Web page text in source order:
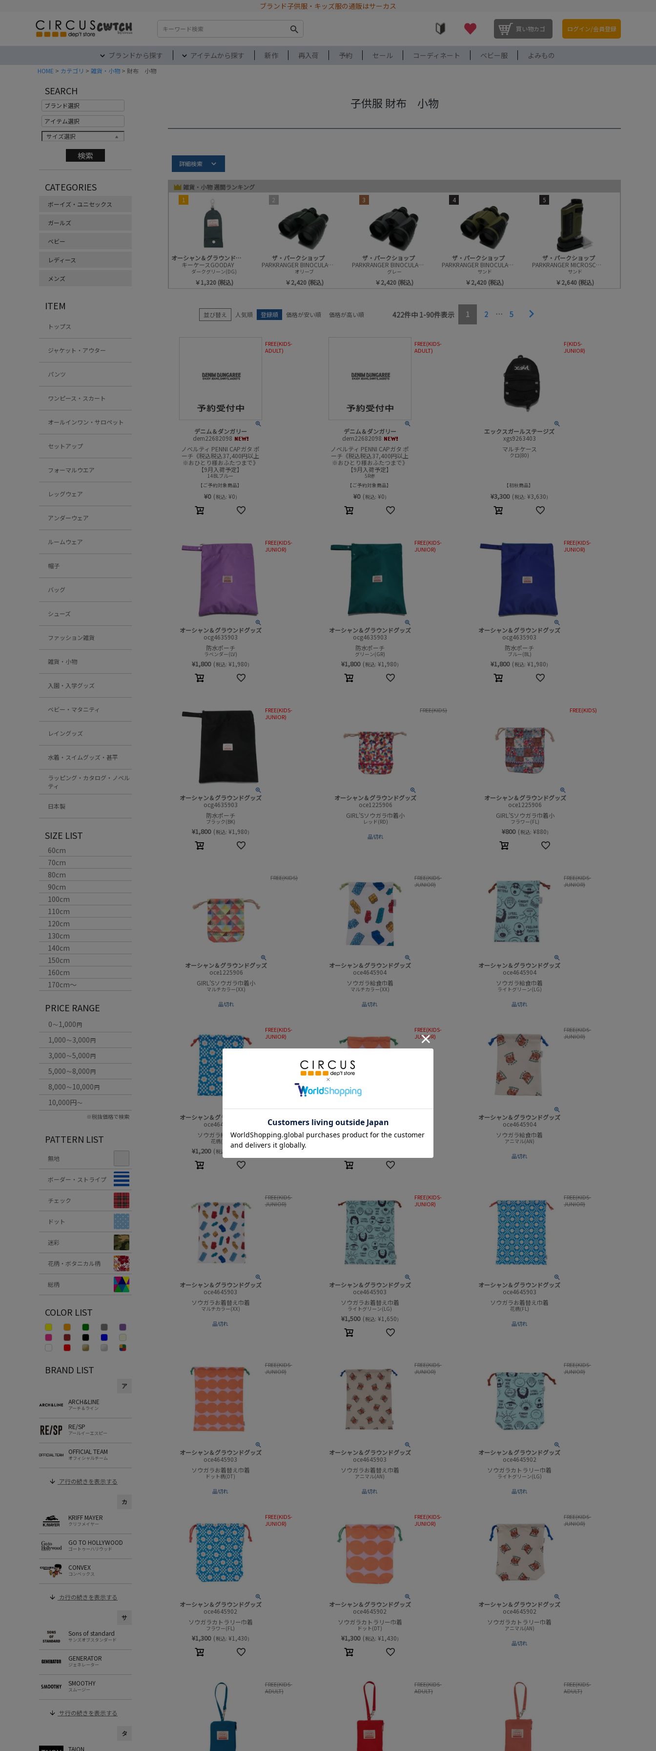
ブランド子供服・キッズ服の通販はサーカス
検索 買い物カゴ ログイン/会員登録
ブランドから探す アイテムから探す 新作 再入荷 予約 セール コーディネート ベビー服 よみもの
HOME カテゴリ 雑貨・小物 財布 小物
SEARCH
サイズ選択
CATEGORIES
ボーイズ・ユニセックス
ガールズ
ベビー
レディース
メンズ
ITEM
トップス
ジャケット・アウター
パンツ
ワンピース・スカート
オールインワン・サロペット
セットアップ
フォーマルウエア
レッグウェア
アンダーウェア
ルームウェア
帽子
バッグ
シューズ
ファッション雑貨
雑貨・小物
入園・入学グッズ
ベビー・マタニティ
レイングッズ
水着・スイムグッズ・甚平
ラッピング・カタログ・ノベル
ティ
日本製
SIZE LIST
60cm
70cm
80cm
90cm
100cm
110cm
120cm
130cm
140cm
150cm
160cm
170cm〜
PRICE RANGE
0～1,000円
1,000～3,000円
3,000～5,000円
5,000～8,000円
8,000～10,000円
10,000円～
※税抜価格で検索
PATTERN LIST
無地
ボーダー・ストライプ
チェック
ドット
迷彩
花柄・ボタニカル柄
総柄
COLOR LIST
BRAND LIST
ア
ARCH&LINE
アーチ＆ライン
RE/SP
アールイーエスピー
OFFICIAL TEAM
オフィシャルチーム
ア行の続きを表示する
カ
KRIFF MAYER
クリフメイヤー
GO TO HOLLYWOOD
ゴートゥーハリウッド
CONVEX
コンベックス
カ行の続きを表示する
サ
Sons of standard
サンズオブスタンダード
GENERATOR
ジェネレーター
SMOOTHY
スムージー
サ行の続きを表示する
タ
TAION
子供服 財布 小物
詳細検索
Item Search
ブランド
性別 価格
販売中／予約受付中 カラー
セール率
検索
雑貨・小物 週間ランキング
1
オーシャン＆グラウンドグッズ
キーケースGOODAY
ダークグリーン(DG)
￥1,320 (税込)
2
ザ・パークショップ
PARKRANGER BINOCULARS(コンパクト双眼鏡)
オリーブ
￥2,420 (税込)
3
ザ・パークショップ
PARKRANGER BINOCULARS(コンパクト双眼鏡)
グレー
￥2,420 (税込)
4
ザ・パークショップ
PARKRANGER BINOCULARS(コンパクト双眼鏡)
サンド
￥2,420 (税込)
5
ザ・パークショップ
PARKRANGER MICROSCOPE(コンパクト顕微鏡)
サンド
￥2,640 (税込)
並び替え 人気順 登録順 価格が安い順 価格が高い順 422件中 1-90件表示 1 2 … 5
デニム＆ダンガリー
dem22682098
ノベルティ PENNI CAPガタ ポ
ーチ《税込税込37,400円以上
※おひとり様おふたつまで》
【9月入荷予定】
14BLブルー
ご予約対象商品
¥0 (税込: ¥0)
FREE(KIDS-
ADULT)
デニム＆ダンガリー
dem22682098
ノベルティ PENNI CAPガタ ポ
ーチ《税込税込37,400円以上
※おひとり様おふたつまで》
【9月入荷予定】
5R赤
ご予約対象商品
¥0 (税込: ¥0)
FREE(KIDS-
ADULT)
エックスガールステージズ
xgs9263403
マルチケース
クロ(80)
初秋商品
¥3,300 (税込: ¥3,630)
F(KIDS-
JUNIOR)
オーシャン＆グラウンドグッズ
ocg4635903
防水ポーチ
ラベンダー(LV)
¥1,800 (税込: ¥1,980)
FREE(KIDS-
JUNIOR)
オーシャン＆グラウンドグッズ
ocg4635903
防水ポーチ
グリーン(GR)
¥1,800 (税込: ¥1,980)
FREE(KIDS-
JUNIOR)
オーシャン＆グラウンドグッズ
ocg4635903
防水ポーチ
ブルー(BL)
¥1,800 (税込: ¥1,980)
FREE(KIDS-
JUNIOR)
オーシャン＆グラウンドグッズ
ocg4635903
防水ポーチ
ブラック(BK)
¥1,800 (税込: ¥1,980)
FREE(KIDS-
JUNIOR)
オーシャン＆グラウンドグッズ
oce1225906
GIRL’Sソウガラ巾着小
レッド(RD)
品切れ
FREE(KIDS)
オーシャン＆グラウンドグッズ
oce1225906
GIRL’Sソウガラ巾着小
フラワー(FL)
¥800 (税込: ¥880)
FREE(KIDS)
オーシャン＆グラウンドグッズ
oce1225906
GIRL’Sソウガラ巾着小
マルチカラー(XX)
品切れ
FREE(KIDS)
オーシャン＆グラウンドグッズ
oce4645904
ソウガラ給食巾着
マルチカラー(XX)
品切れ
FREE(KIDS-
JUNIOR)
オーシャン＆グラウンドグッズ
oce4645904
ソウガラ給食巾着
ライトグリーン(LG)
品切れ
FREE(KIDS-
JUNIOR)
オーシャン＆グラウンドグッズ
oce4645904
ソウガラ給食巾着
花柄(FL)
¥1,200 (税込:
FREE(KIDS-
JUNIOR)
oce4645904
ソウガラ給食巾着
FREE(KIDS-
JUNIOR)
オーシャン＆グラウンドグッズ
oce4645904
ソウガラ給食巾着
アニマル(AN)
品切れ
FREE(KIDS-
JUNIOR)
オーシャン＆グラウンドグッズ
oce4645903
ソウガラお着替え巾着
マルチカラー(XX)
品切れ
FREE(KIDS-
JUNIOR)
オーシャン＆グラウンドグッズ
oce4645903
ソウガラお着替え巾着
ライトグリーン(LG)
¥1,500 (税込: ¥1,650)
FREE(KIDS-
JUNIOR)
オーシャン＆グラウンドグッズ
oce4645903
ソウガラお着替え巾着
花柄(FL)
品切れ
FREE(KIDS-
JUNIOR)
オーシャン＆グラウンドグッズ
oce4645903
ソウガラお着替え巾着
ドット柄(DT)
品切れ
FREE(KIDS-
JUNIOR)
オーシャン＆グラウンドグッズ
oce4645903
ソウガラお着替え巾着
アニマル(AN)
品切れ
FREE(KIDS-
JUNIOR)
オーシャン＆グラウンドグッズ
oce4645902
ソウガラカトラリー巾着
ライトグリーン(LG)
品切れ
FREE(KIDS-
JUNIOR)
オーシャン＆グラウンドグッズ
oce4645902
ソウガラカトラリー巾着
フラワー(FL)
¥1,300 (税込: ¥1,430)
FREE(KIDS-
JUNIOR)
オーシャン＆グラウンドグッズ
oce4645902
ソウガラカトラリー巾着
ドット(DT)
¥1,300 (税込: ¥1,430)
FREE(KIDS-
JUNIOR)
オーシャン＆グラウンドグッズ
oce4645902
ソウガラカトラリー巾着
アニマル(AN)
品切れ
FREE(KIDS-
JUNIOR)
FREE(KIDS-
ADULT)
FREE(KIDS-
ADULT)
FREE(KIDS-
ADULT)